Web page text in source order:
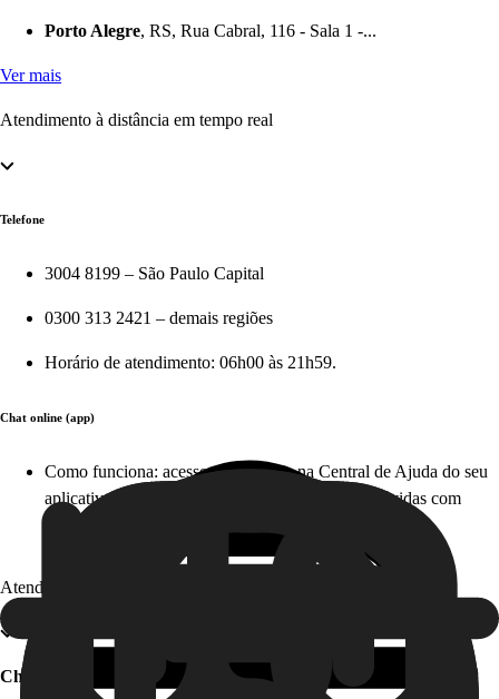
Porto Alegre, RS, Rua Cabral, 116 - Sala 1 -...
Ver mais
Atendimento à distância em tempo real
Telefone
3004 8199 – São Paulo Capital
0300 313 2421 – demais regiões
Horário de atendimento: 06h00 às 21h59.
Chat online (app)
Como funciona: acesse diretamente na Central de Ajuda do seu
aplicativo em apenas alguns cliques e tire suas dúvidas com
Atendimento offline
Chat offline